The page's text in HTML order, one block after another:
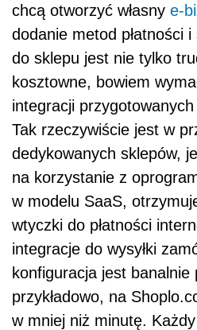
chcą otworzyć własny e-
dodanie metod płatności
do sklepu jest nie tylko
kosztowne, bowiem
integracji
Tak rzeczywiście jest w
dedykowanych sklepów,
na korzystanie z
w modelu SaaS,
wtyczki do płatności
integracje do wysyłki
konfiguracja jest banalnie
przykładowo, na
w mniej niż minutę.